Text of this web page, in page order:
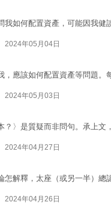
如何配置資產，可能因我健
2024年05月04日
，應該如何配置資產等問題。
2024年05月03日
？〉是質疑而非問句。承上
2024年04月27日
怎解釋，太座（或另一半）總
2024年04月26日